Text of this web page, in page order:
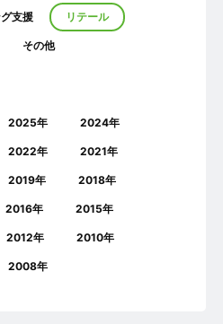
支援 リテール
その他
2025年 2024年
2022年 2021年
2019年 2018年
2016年 2015年
2012年 2010年
2008年